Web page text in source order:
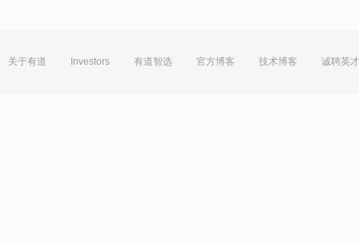
关于有道 Investors 有道智选 官方博客 技术博客 诚聘英才